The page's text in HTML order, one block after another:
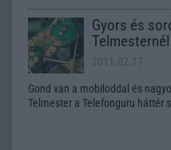
Gyors és
Telmesternél
2011.02.17
Gond van a mobiloddal és
Telmester a Telefonguru háttér